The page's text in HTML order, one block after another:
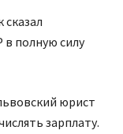
полную силу
юрист
зарплату.